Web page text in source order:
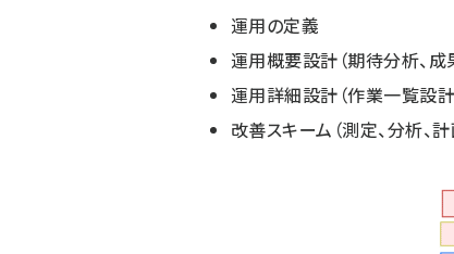
運用の定義
運用概要設計（期待分析、成
運用詳細設計（作業一覧設
改善スキーム（測定、分析、計